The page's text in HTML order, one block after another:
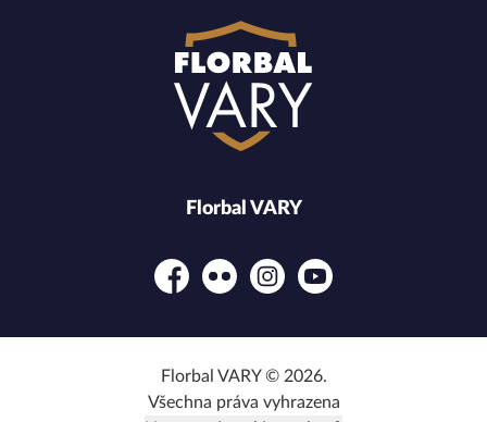
Florbal VARY
FacebookFlickr InstagramYouTube
Florbal VARY © 2026.
Všechna práva vyhrazena